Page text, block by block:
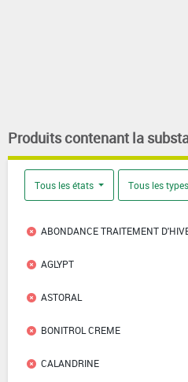
Produits contenant la
Tous les états Tous les
ABONDANCE TRAITEMENT
AGLYPT
ASTORAL
BONITROL CREME
CALANDRINE